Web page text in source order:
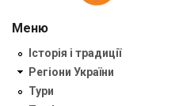
Меню
Історія і традиції
Регіони України
Тури